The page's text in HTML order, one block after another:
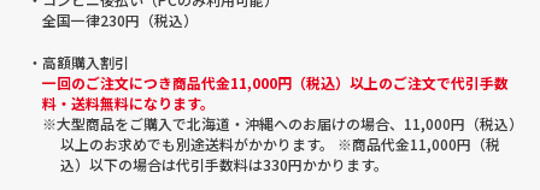
全国一律230円（税込）
・高額購入割引
一回のご注文につき商品代金11,000円（税込）以上のご注文で代引手数
料・送料無料になります。
※大型商品をご購入で北海道・沖縄へのお届けの場合、11,000円（税込）
以上のお求めでも別途送料がかかります。 ※商品代金11,000円（税
込）以下の場合は代引手数料は330円かかります。